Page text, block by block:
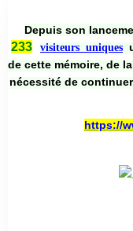
Depuis son
233
visiteurs uniques
de cette mémoire, de
nécessité de
https://